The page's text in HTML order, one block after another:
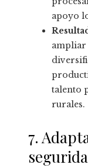
apoyo
ampliar
talento
rurales.
7.